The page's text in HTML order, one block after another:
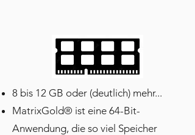
8 bis 12 GB oder (deutlich) mehr...
MatrixGold® ist eine 64-Bit-
Anwendung, die so viel Speicher